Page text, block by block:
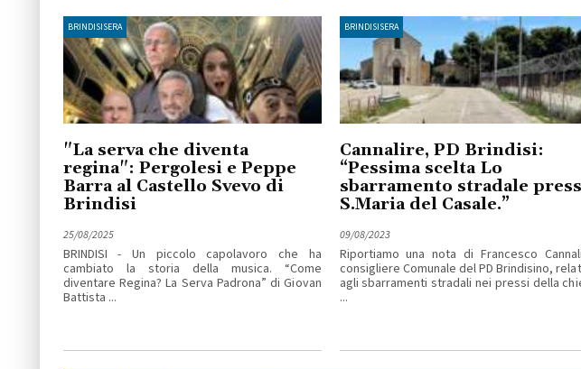
BRINDISISERA
"La serva che diventa
regina": Pergolesi e Peppe
Barra al Castello Svevo di
Brindisi
25/08/2025
BRINDISI - Un piccolo capolavoro che ha
cambiato la storia della musica. “Come
diventare Regina? La Serva Padrona” di Giovan
Battista ...
BRINDISISERA
Cannalire, PD Brindisi:
“Pessima scelta Lo
sbarramento stradale
S.Maria del Casale.”
09/08/2023
Riportiamo una nota di Francesco
consigliere Comunale del PD Brindisino,
agli sbarramenti stradali nei pressi della
...